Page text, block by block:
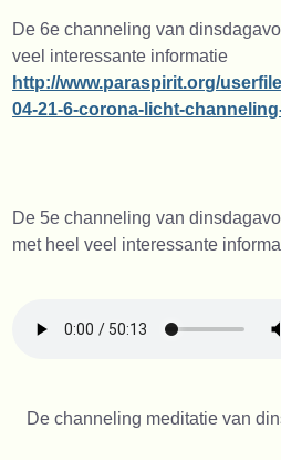
De 6e channeling van
veel interessante informatie
http://www.paraspirit.org/
04-21-6-corona-licht-
De 5e channeling van
met heel veel interessante
De channeling meditatie van